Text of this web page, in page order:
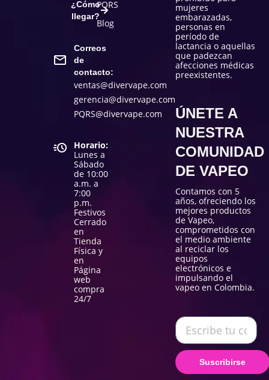
¿Cómo
llegar?
Correos
de
contacto:
ventas@divervape.com
gerencia@divervape.com
PQRS@divervape.com
Horario:
Lunes a
Sábado
de 10:00
a.m. a
7:00
p.m.
Festivos
Cerrado
en
Tienda
Física y
en
Página
web
compra
24/7
PQRS
Blog
mujeres
embarazadas,
personas en
período de
lactancia o aquellas
que padezcan
afecciones médicas
preexistentes.
ÚNETE A
NUESTRA
COMUNIDAD
DE VAPEO
Contamos con 5
años, ofreciendo los
mejores productos
de Vapeo,
comprometidos con
el medio ambiente
al reciclar los
equipos
electrónicos e
impulsando el
vapeo en Colombia.
Suscribirse